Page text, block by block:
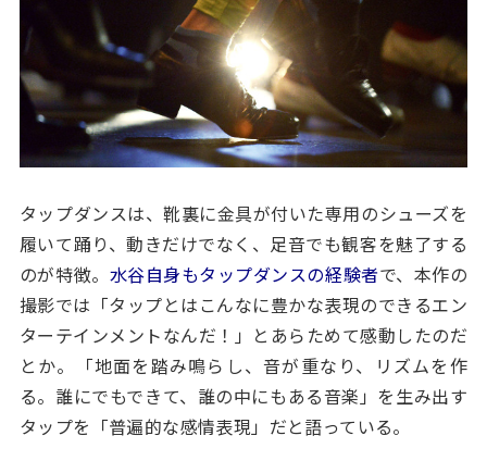
タップダンスは、靴裏に金具が付いた専用のシューズを
履いて踊り、動きだけでなく、足音でも観客を魅了する
のが特徴。 水谷自身もタップダンスの経験者で、本作の
撮影では「タップとはこんなに豊かな表現のできるエン
ターテインメントなんだ！」とあらためて感動したのだ
とか。「地面を踏み鳴らし、音が重なり、リズムを作
る。誰にでもできて、誰の中にもある音楽」を生み出す
タップを「普遍的な感情表現」だと語っている。